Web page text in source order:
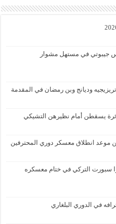
جيبوتي في مستهل مشوار
يسقطن أمام نظيرهن التشيكي
موعد انطلاق معسكر دوري المحترفين
سبورت التركي في ختام معسكره
في الدوري البلغاري